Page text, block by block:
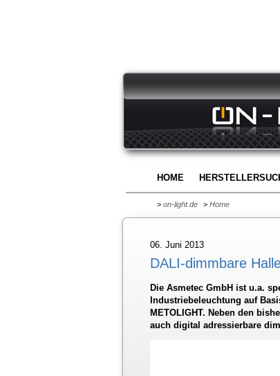
HOME
> on-light.de > Home
06. Juni 2013
DALI-dimmbare
Die Asmetec GmbH ist u.a.
Industriebeleuchtung auf
METOLIGHT. Neben den
auch digital adressierbare